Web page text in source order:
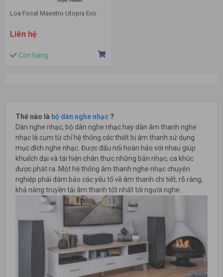
Loa Focal Maestro Utopia Evo
Liên hệ
Còn hàng
Thế nào là bộ dàn nghe nhạc ?
Dàn nghe nhạc, bộ dàn nghe nhạc hay dàn âm thanh nghe
nhạc là cụm từ chỉ hệ thống các thiết bị âm thanh sử dụng
mục đích nghe nhạc. Được đấu nối hoàn hảo với nhau giúp
khuếch đại và tái hiện chân thực những bản nhạc, ca khúc
được phát ra. Một hệ thống âm thanh nghe nhạc chuyên
nghiệp phải đám bảo các yếu tố về âm thanh chi tiết, rõ ràng,
khả năng truyền tải âm thanh tốt nhất tới người nghe.